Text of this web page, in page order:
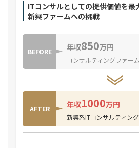
ITコンサルとしての提供価値を最
新興ファームへの挑戦
BEFORE 年収850万円
コンサルティングファーム
AFTER 年収1000万円
新興系ITコンサルティン